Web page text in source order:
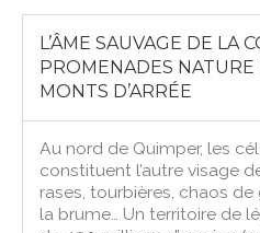
L’ÂME SAUVAGE DE LA
PROMENADES NATURE
MONTS D’ARRÉE
Au nord de Quimper, les
constituent l’autre visage
rases, tourbières, chaos
la brume… Un territoire de